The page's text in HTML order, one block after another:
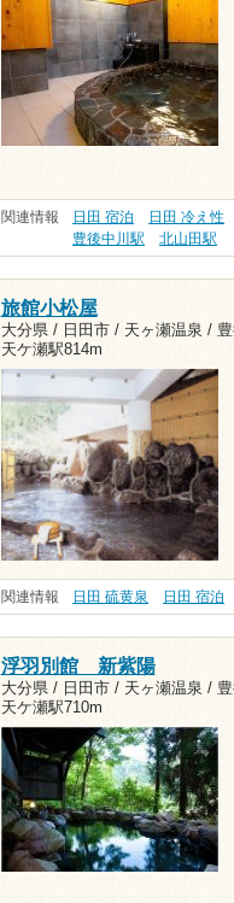
関連情報 日田 宿泊 日田 冷え性
豊後中川駅
北山田駅
旅館小松屋
大分県 / 日田市 / 天ヶ瀬温泉 /
天ケ瀬駅814m
関連情報 日田 硫黄泉 日田 宿泊
浮羽別館 新紫陽
大分県 / 日田市 / 天ヶ瀬温泉 /
天ケ瀬駅710m